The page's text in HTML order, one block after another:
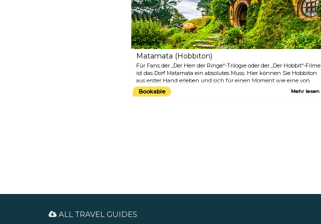
alles innerhalb einer
Autostunde nördlich von
Auckland. Matakana hat sich
außerdem zum Ziel gesetzt, die
erste „Slow Food“-Stadt in
Neuseeland zu werden.
Matamata (Hobbiton)
Für Fans der „Der Herr der Ringe“-Trilogie oder der „Der Hobbit“-Filme
ist das Dorf Matamata ein absolutes Muss. Hier können Sie Hobbiton
aus erster Hand erleben und sich für einen Moment wie eine von
Tolkiens Figuren fühlen. Das Dorf ist eine geschätzte 2 1/2-stündige
Autofahrt von Auckland entfernt, aber die Fahrt ist jede Minute wert,
Bookable Mehr lesen
ALL TRAVEL GUIDES